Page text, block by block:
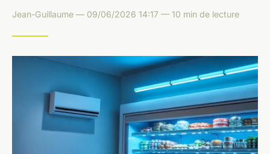
Jean-Guillaume — 09/06/2026 14:17 — 10 min de lecture